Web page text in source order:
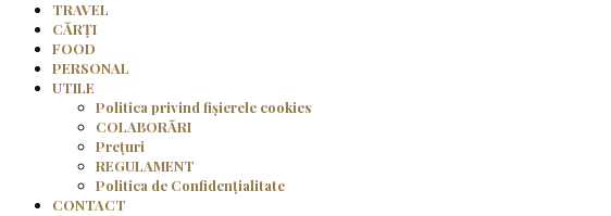
TRAVEL
CĂRȚI
FOOD
PERSONAL
UTILE
Politica privind fișierele cookies
COLABORĂRI
Prețuri
REGULAMENT
Politica de Confidențialitate
CONTACT